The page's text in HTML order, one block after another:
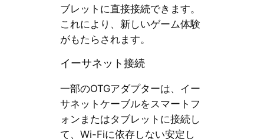
ブレットに直接接続できます。
これにより、新しいゲーム体験
がもたらされます。
イーサネット接続
一部のOTGアダプターは、イー
サネットケーブルをスマートフ
ォンまたはタブレットに接続し
て、Wi-Fiに依存しない安定し